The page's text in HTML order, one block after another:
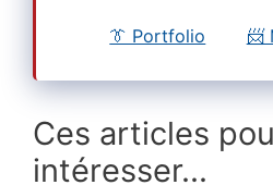
👔 Portfolio 📨
Ces articles
intéresser...